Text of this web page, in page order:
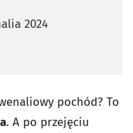
2024
pochód? To
. A po przejęciu